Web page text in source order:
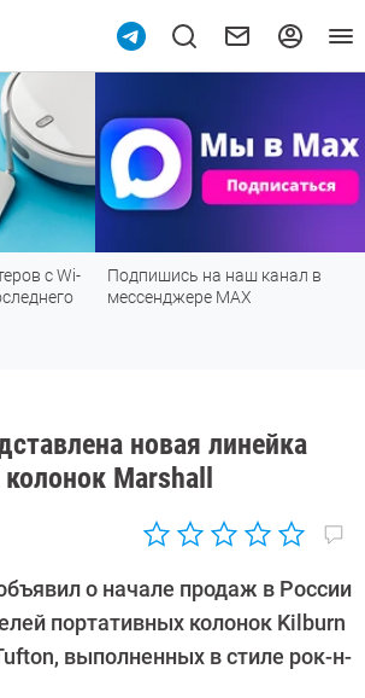
с Wi-
Подпишись на наш канал в
мессенджере МАХ
новая линейка
Marshall
о начале продаж в России
портативных колонок Kilburn
выполненных в стиле рок-н-